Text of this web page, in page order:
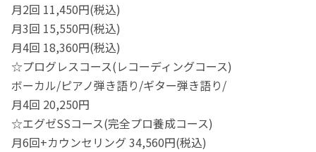
月2回 11,450円(税込)
月3回 15,550円(税込)
月4回 18,360円(税込)
☆プログレスコース(レコーディングコース)
ボーカル/ピアノ弾き語り/ギター弾き語り/
月4回 20,250円
☆エグゼSSコース(完全プロ養成コース)
月6回+カウンセリング 34,560円(税込)